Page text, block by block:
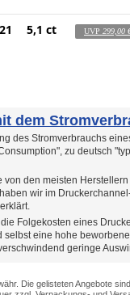
21 5,1 ct UVP 299,00
dem
des Stromverbrauchs
zu deutsch
von den meisten
wir im
Folgekosten eines
selbst eine hohe
geringe
Die gelisteten Angebote